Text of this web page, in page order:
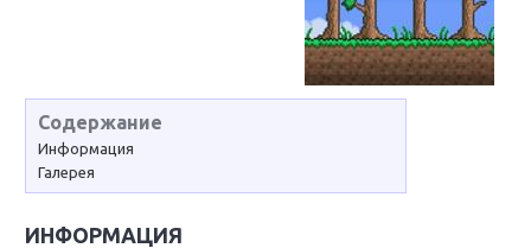
Содержание
Информация
Галерея
ИНФОРМАЦИЯ